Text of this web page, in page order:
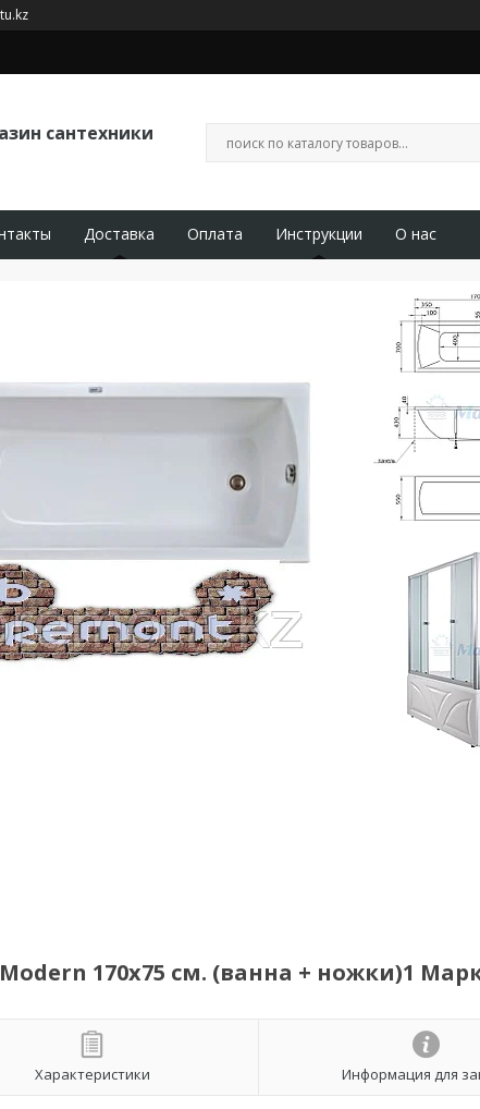
сантехники
Доставка Оплата Инструкции О нас
170х75 см. (ванна + ножки)1
Характеристики Информация для